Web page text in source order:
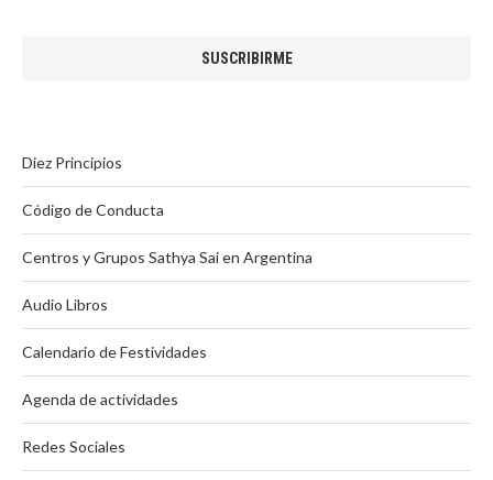
Diez Principios
Código de Conducta
Centros y Grupos Sathya Sai en Argentina
Audio Libros
Calendario de Festividades
Agenda de actividades
Redes Sociales